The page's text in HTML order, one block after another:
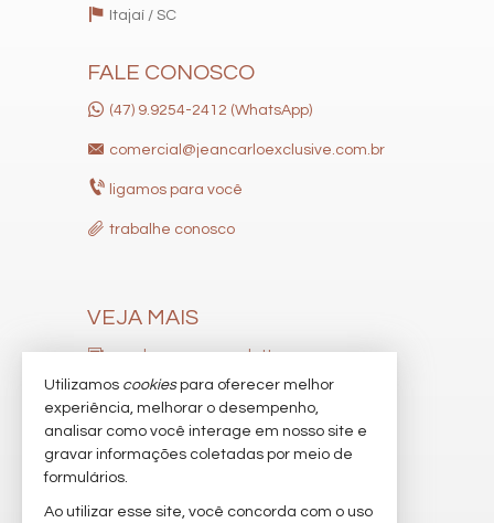
Estar Social
Itajaí / SC
FALE CONOSCO
(47) 9.9254-2412 (WhatsApp)
comercial@jeancarloexclusive.com.br
ligamos para você
trabalhe conosco
VEJA MAIS
receba nosso newsletter
indicadores financeiros
cadastre seu imóvel
imóveis favoritos
mapa de imóveis
Utilizamos cookiespara oferecer melhor
experiência, melhorar o desempenho,
analisar como você interage em nosso site e
gravar informações coletadas por meio de
formulários.
Ao utilizar esse site, você concorda com o uso